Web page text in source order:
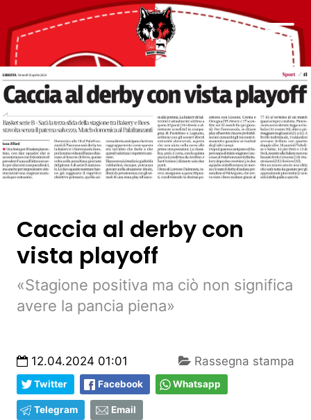
Caccia al derby con
vista playoff
«Stagione positiva ma ciò non significa
avere la pancia piena»
12.04.2024 01:01 Rassegna stampa
Twitter Facebook Whatsapp
Telegram Email